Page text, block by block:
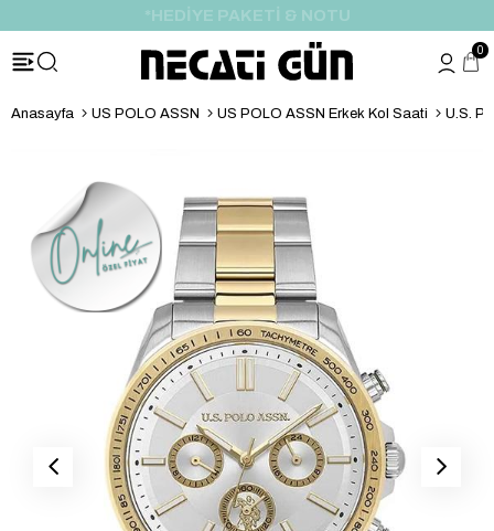
*HEDİYE PAKETİ & NOTU
0
Anasayfa US POLO ASSN US POLO ASSN Erkek Kol Saati U.S.